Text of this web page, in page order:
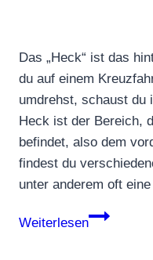
Das „Heck“ ist das
du auf einem
umdrehst, schaust du
Heck ist der Bereich,
befindet, also dem
findest du
unter anderem oft
Weiterlesen
Heck